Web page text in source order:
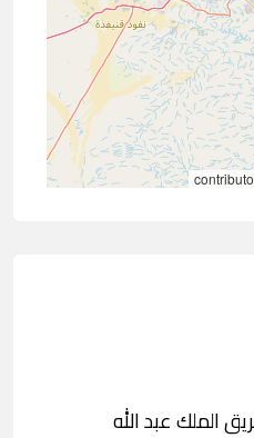
الملك عبد الله